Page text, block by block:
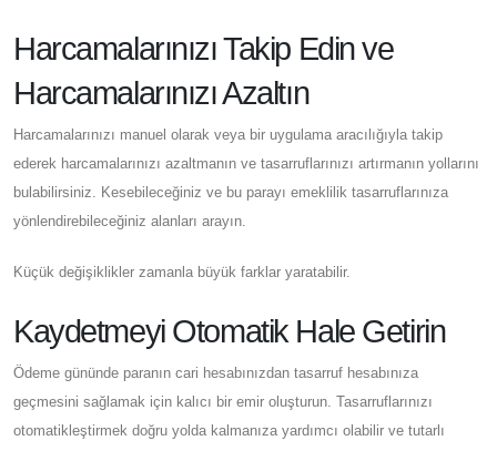
Harcamalarınızı Takip Edin ve
Harcamalarınızı Azaltın
Harcamalarınızı manuel olarak veya bir uygulama aracılığıyla takip
ederek harcamalarınızı azaltmanın ve tasarruflarınızı artırmanın yollarını
bulabilirsiniz. Kesebileceğiniz ve bu parayı emeklilik tasarruflarınıza
yönlendirebileceğiniz alanları arayın.
Küçük değişiklikler zamanla büyük farklar yaratabilir.
Kaydetmeyi Otomatik Hale Getirin
Ödeme gününde paranın cari hesabınızdan tasarruf hesabınıza
geçmesini sağlamak için kalıcı bir emir oluşturun. Tasarruflarınızı
otomatikleştirmek doğru yolda kalmanıza yardımcı olabilir ve tutarlı